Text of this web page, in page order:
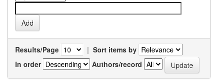
Results/Page | Sort items by
In order
Authors/record